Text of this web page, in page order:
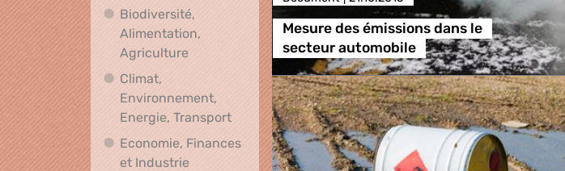
Biodiversité,
Alimentation,
Agriculture Biodiversité, Alimentation, Agriculture
Climat,
Environnement,
Energie, TransportClimat, Environnement, Energie, Transport
Economie, Finances
et IndustrieEconomie, Finances et Industrie
Mesure des émissions dans le
secteur automobile